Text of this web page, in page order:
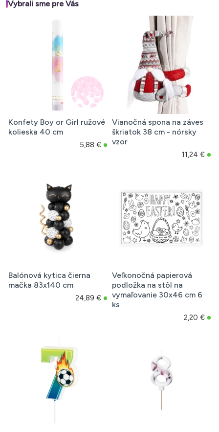
Vybrali sme pre Vás
Konfety Boy or Girl ružové
kolieska 40 cm
5,88 €
Vianočná spona na záves
škriatok 38 cm - nórsky
vzor
11,24 €
Balónová kytica čierna
mačka 83x140 cm
24,89 €
Veľkonočná papierová
podložka na stôl na
vymaľovanie 30x46 cm 6
ks
2,20 €